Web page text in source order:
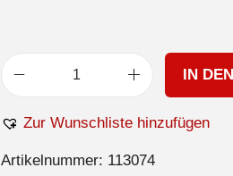
IN
Zur Wunschliste hinzufügen
Artikelnummer: 113074